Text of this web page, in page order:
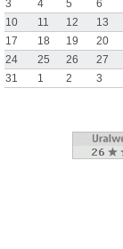
3
4 5 6
10
11 12 13
17
18 19 20
24
25 26 27
31
1 2 3